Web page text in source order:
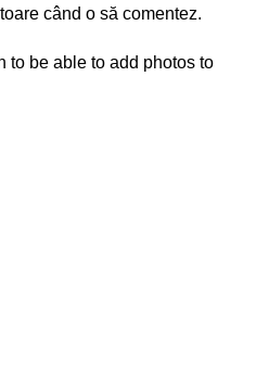
când o să comentez.
to be able to add photos to